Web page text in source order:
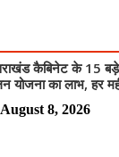
कैबिनेट के 15 बड़े
योजना का लाभ, हर
August 8, 2026